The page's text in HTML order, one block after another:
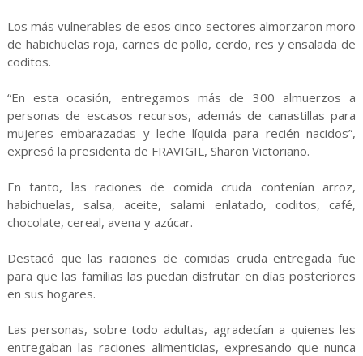
Los más vulnerables de esos cinco sectores almorzaron moro
de habichuelas roja, carnes de pollo, cerdo, res y ensalada de
coditos.
“En esta ocasión, entregamos más de 300 almuerzos a
personas de escasos recursos, además de canastillas para
mujeres embarazadas y leche líquida para recién nacidos”,
expresó la presidenta de FRAVIGIL, Sharon Victoriano.
En tanto, las raciones de comida cruda contenían arroz,
habichuelas, salsa, aceite, salami enlatado, coditos, café,
chocolate, cereal, avena y azúcar.
Destacó que las raciones de comidas cruda entregada fue
para que las familias las puedan disfrutar en días posteriores
en sus hogares.
Las personas, sobre todo adultas, agradecían a quienes les
entregaban las raciones alimenticias, expresando que nunca